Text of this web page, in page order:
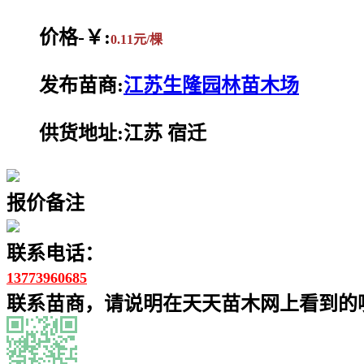
价格-￥:0.11元/棵
发布苗商:江苏生隆园林苗木场
供货地址:江苏 宿迁
报价备注
联系电话：
13773960685
联系苗商，请说明在天天苗木网上看到的